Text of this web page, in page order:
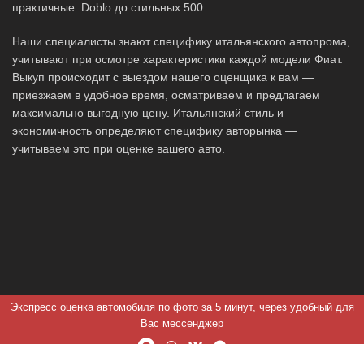
практичные Doblo до стильных 500.
Наши специалисты знают специфику итальянского автопрома,
учитывают при осмотре характеристики каждой модели Фиат.
Выкуп происходит с выездом нашего оценщика к вам —
приезжаем в удобное время, осматриваем и предлагаем
максимально выгодную цену. Итальянский стиль и
экономичность определяют специфику авторынка —
учитываем это при оценке вашего авто.
Экспресс оценка автомобиля по фото за 5 минут, через удобный для
Вас мессенджер